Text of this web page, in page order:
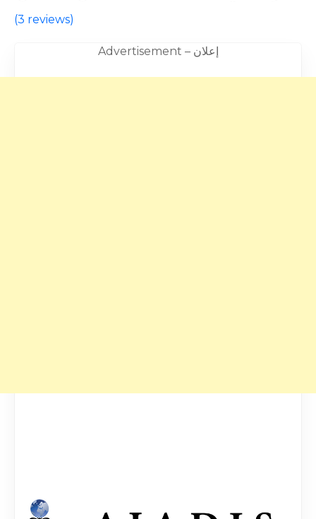
(3 reviews)
Advertisement – إعلان